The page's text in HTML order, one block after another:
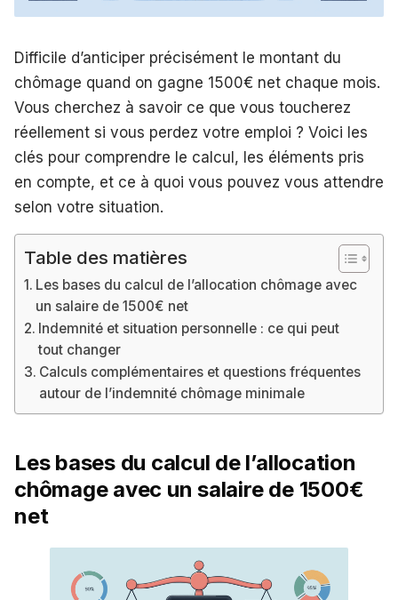
Difficile d’anticiper précisément le montant du
chômage quand on gagne 1500€ net chaque mois.
Vous cherchez à savoir ce que vous toucherez
réellement si vous perdez votre emploi ? Voici les
clés pour comprendre le calcul, les éléments pris
en compte, et ce à quoi vous pouvez vous attendre
selon votre situation.
Table des matières
Les bases du calcul de l’allocation chômage avec
un salaire de 1500€ net
Indemnité et situation personnelle : ce qui peut
tout changer
Calculs complémentaires et questions fréquentes
autour de l’indemnité chômage minimale
Les bases du calcul de l’allocation
chômage avec un salaire de 1500€
net